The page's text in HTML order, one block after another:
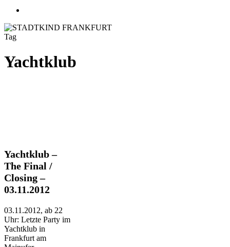
Tag
Yachtklub
Yachtklub
–
The
Final
/
–
03.11.2012
Yachtklub –
The Final /
Closing –
03.11.2012
03.11.2012, ab 22
Uhr: Letzte Party im
Yachtklub in
Frankfurt am